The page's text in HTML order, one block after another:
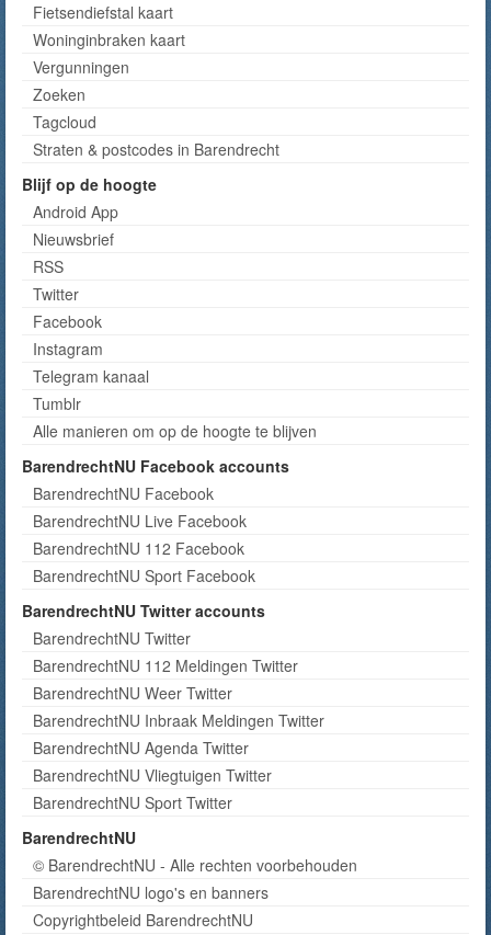
Fietsendiefstal kaart
Woninginbraken kaart
Vergunningen
Zoeken
Tagcloud
Straten & postcodes in Barendrecht
Blijf op de hoogte
Android App
Nieuwsbrief
RSS
Twitter
Facebook
Instagram
Telegram kanaal
Tumblr
Alle manieren om op de hoogte te blijven
BarendrechtNU Facebook accounts
BarendrechtNU Facebook
BarendrechtNU Live Facebook
BarendrechtNU 112 Facebook
BarendrechtNU Sport Facebook
BarendrechtNU Twitter accounts
BarendrechtNU Twitter
BarendrechtNU 112 Meldingen Twitter
BarendrechtNU Weer Twitter
BarendrechtNU Inbraak Meldingen Twitter
BarendrechtNU Agenda Twitter
BarendrechtNU Vliegtuigen Twitter
BarendrechtNU Sport Twitter
BarendrechtNU
© BarendrechtNU - Alle rechten voorbehouden
BarendrechtNU logo's en banners
Copyrightbeleid BarendrechtNU